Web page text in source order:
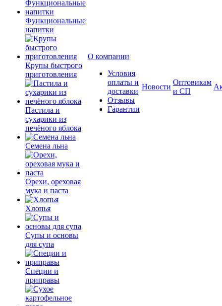
Функциональные
напитки
Крупы быстрого
приготовления
Пастила и
сухарики из
печёного яблока
Семена льна
Орехи, ореховая
мука и паста
Хлопья
Супы и основы
для супа
Специи и
приправы
О компании
Условия
оплаты и
доставки
Отзывы
Гарантии
Новости
Оптовикам
и СП